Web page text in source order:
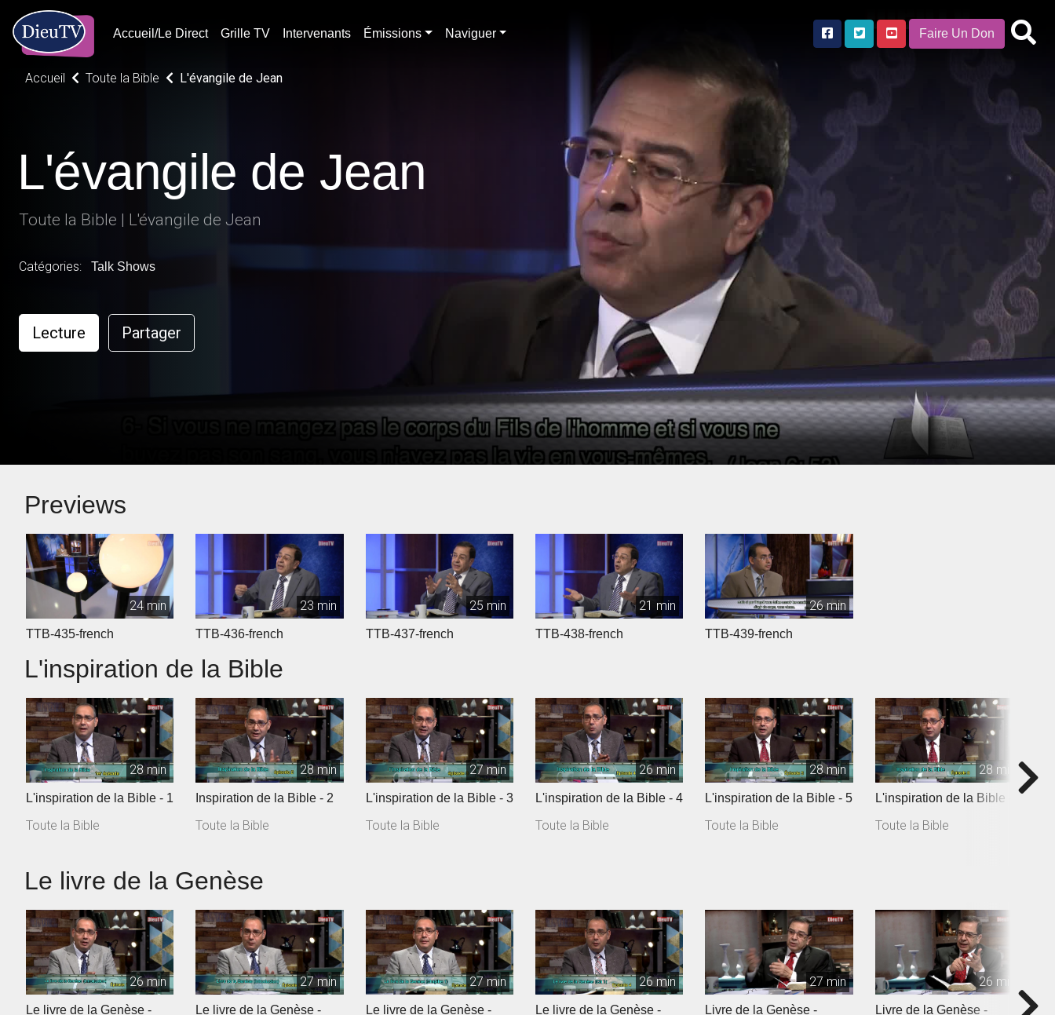
Accueil/Le Direct Grille TV Intervenants Émissions Naviguer Faire Un Don
Accueil Toute la Bible L'évangile de Jean
L'évangile de Jean
Toute la Bible | L'évangile de Jean
Catégories: Talk Shows
Lecture Partager
Previews
24 min
TTB-435-french
23 min
TTB-436-french
25 min
TTB-437-french
21 min
TTB-438-french
26 min
TTB-439-french
L'inspiration de la Bible
28 min
L'inspiration de la Bible - 1
Toute la Bible
28 min
Inspiration de la Bible - 2
Toute la Bible
27 min
L'inspiration de la Bible - 3
Toute la Bible
26 min
L'inspiration de la Bible - 4
Toute la Bible
28 min
L'inspiration de la Bible - 5
Toute la Bible
28 min
L'inspiration de la Bible - 6
Toute la Bible
Le livre de la Genèse
26 min
Le livre de la Genèse -
27 min
Le livre de la Genèse -
27 min
Le livre de la Genèse -
26 min
Le livre de la Genèse -
27 min
Livre de la Genèse -
26 min
Livre de la Genèse -